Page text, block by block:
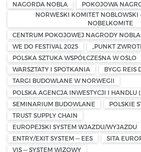
NAGORDA NOBLA
POKOJOWA
NORWESKI KOMITET NOBLOWSKI
NOBELKOMITE
CENTRUM POKOJOWEJ NAGRODY
WE DO FESTIVAL 2025
„PUNKT
POLSKA SZTUKA WSPÓŁCZESNA W OSLO
WARSZTATY I SPOTKANIA
BYGG REIS
TARGI BUDOWLANE W NORWEGII
POLSKA AGENCJA INWESTYCJI I HANDLU
SEMINARIUM BUDOWLANE
POLSKIE
TRUST SUPPLY CHAIN
EUROPEJSKI SYSTEM WJAZDU/WYJAZDU
ENTRY/EXIT SYSTEM — EES
SITA
VIS — SYSTEM WIZOWY